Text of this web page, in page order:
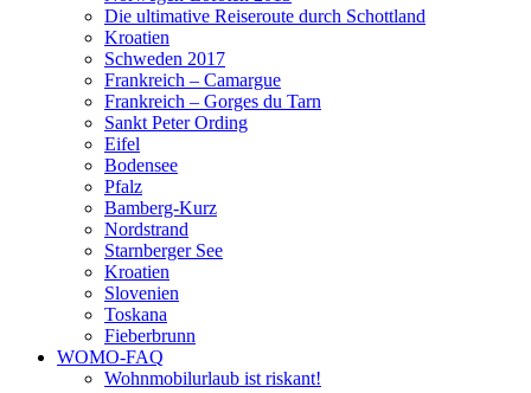
Die ultimative Reiseroute durch Schottland
Kroatien
Schweden 2017
Frankreich – Camargue
Frankreich – Gorges du Tarn
Sankt Peter Ording
Eifel
Bodensee
Pfalz
Bamberg-Kurz
Nordstrand
Starnberger See
Kroatien
Slovenien
Toskana
Fieberbrunn
WOMO-FAQ
Wohnmobilurlaub ist riskant!